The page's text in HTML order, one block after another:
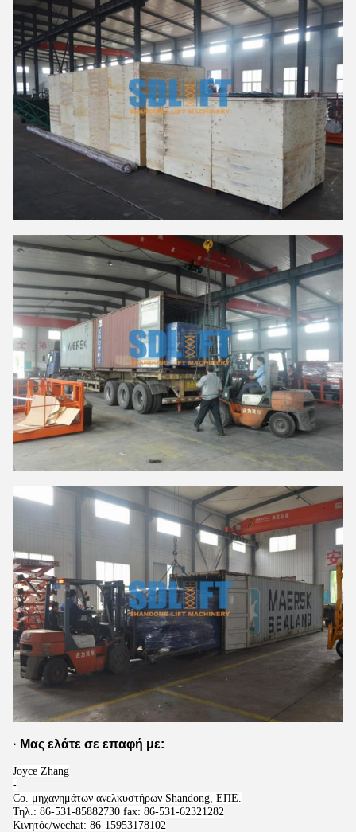
· Μας ελάτε σε επαφή με:
Joyce Zhang
-
Co. μηχανημάτων ανελκυστήρων Shandong, ΕΠΕ.
Τηλ.: 86-531-85882730 fax: 86-531-62321282
Κινητός/wechat: 86-15953178102